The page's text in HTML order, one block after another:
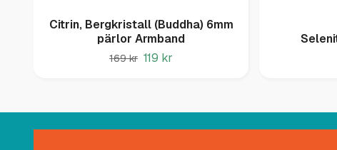
Citrin, Bergkristall (Buddha) 6mm
pärlor Armband
169 kr 119 kr